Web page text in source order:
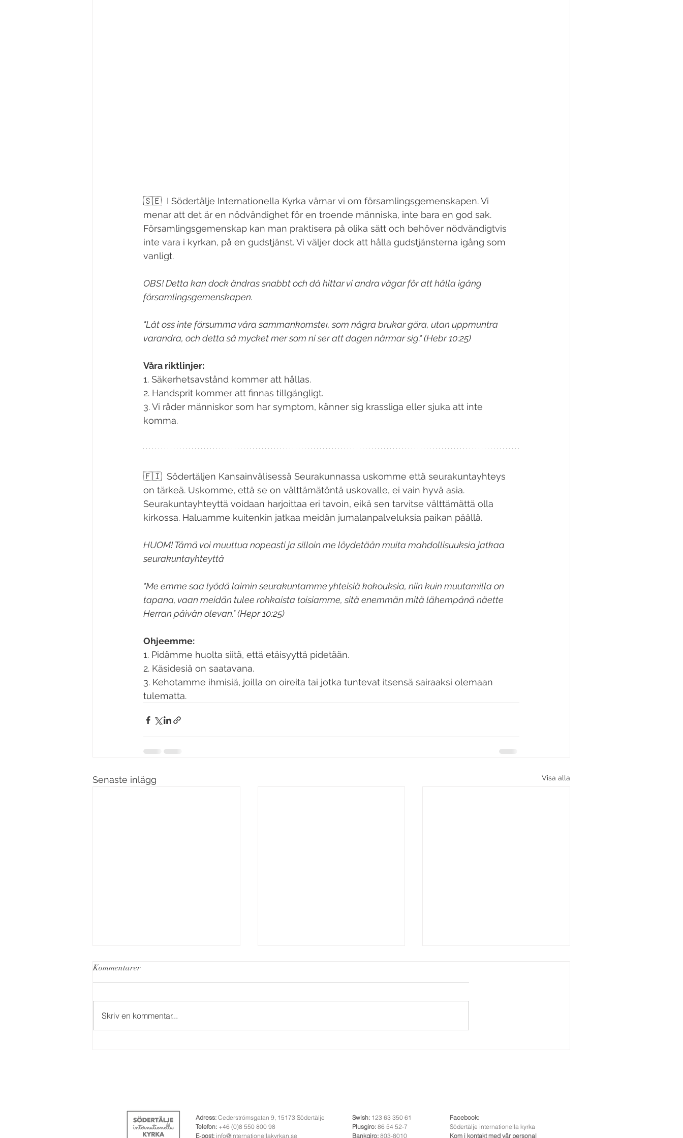
🇸🇪 I Södertälje Internationella Kyrka värnar vi om församlingsgemenskapen. Vi
menar att det är en nödvändighet för en troende människa, inte bara en god sak.
Församlingsgemenskap kan man praktisera på olika sätt och behöver nödvändigtvis
inte vara i kyrkan, på en gudstjänst. Vi väljer dock att hålla gudstjänsterna igång som
vanligt.
OBS! Detta kan dock ändras snabbt och då hittar vi andra vägar för att hålla igång
församlingsgemenskapen.
"Låt oss inte försumma våra sammankomster, som några brukar göra, utan uppmuntra
varandra, och detta så mycket mer som ni ser att dagen närmar sig." (Hebr 10:25)
Våra riktlinjer:
1. Säkerhetsavstånd kommer att hållas.
2. Handsprit kommer att finnas tillgängligt.
3. Vi råder människor som har symptom, känner sig krassliga eller sjuka att inte
komma.
🇫🇮 Södertäljen Kansainvälisessä Seurakunnassa uskomme että seurakuntayhteys
on tärkeä. Uskomme, että se on välttämätöntä uskovalle, ei vain hyvä asia.
Seurakuntayhteyttä voidaan harjoittaa eri tavoin, eikä sen tarvitse välttämättä olla
kirkossa. Haluamme kuitenkin jatkaa meidän jumalanpalveluksia paikan päällä.
HUOM! Tämä voi muuttua nopeasti ja silloin me löydetään muita mahdollisuuksia jatkaa
seurakuntayhteyttä
"Me emme saa lyödä laimin seurakuntamme yhteisiä kokouksia, niin kuin muutamilla on
tapana, vaan meidän tulee rohkaista toisiamme, sitä enemmän mitä lähempänä näette
Herran päivän olevan." (Hepr 10:25)
Ohjeemme:
1. Pidämme huolta siitä, että etäisyyttä pidetään.
2. Käsidesiä on saatavana.
3. Kehotamme ihmisiä, joilla on oireita tai jotka tuntevat itsensä sairaaksi olemaan
tulematta.
Senaste inlägg Visa alla
Tack Södertälje
Julen 2022
Kommentarer
Skriv en kommentar...
Adress: Cederströmsgatan 9, 15173 Södertälje
Telefon: +46 (0)8 550 800 98
​​E-post: info@internationellakyrkan.se
Swish: 123 63 350 61
Plusgiro: 86 54 52-7
Bankgiro: 803-8010
Facebook:
Södertälje internationella kyrka
Kom i kontakt med vår personal